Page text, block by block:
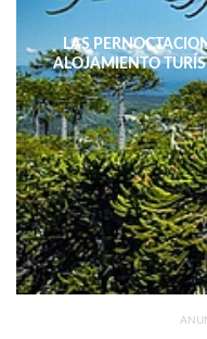
LAS
ALOJAMIENTO